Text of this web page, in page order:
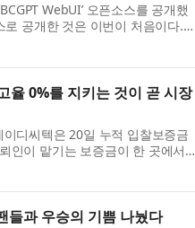
WebUI’ 오픈소스를 공개했
공개한 것은 이번이 처음이다.
내 금융 AI 기술 자...
율 0%를 지키는 것이 곧 시장
이디씨텍은 20일 누적 입찰보증금
인이 맡기는 보증금이 한 곳에서 1
들어낸 신뢰의 결...
들과 우승의 기쁨 나눴다